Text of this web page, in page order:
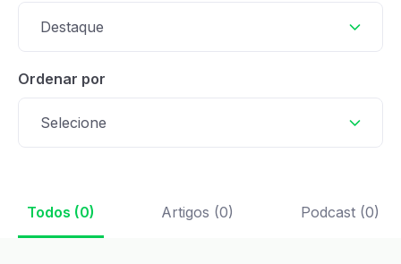
Destaque
Ordenar por
Selecione
Todos (0) Artigos (0) Podcast (0)